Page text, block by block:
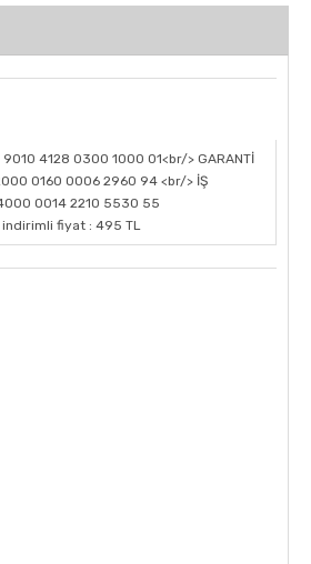
9010 4128 0300 1000 01<br/> GARANTİ
0160 0006 2960 94 <br/> İŞ
0014 2210 5530 55
indirimli fiyat : 495 TL